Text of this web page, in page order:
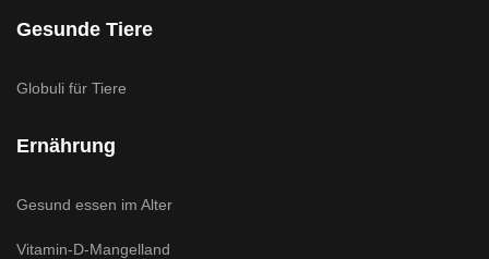
Gesunde Tiere
Globuli für Tiere
Ernährung
Gesund essen im Alter
Vitamin-D-Mangelland